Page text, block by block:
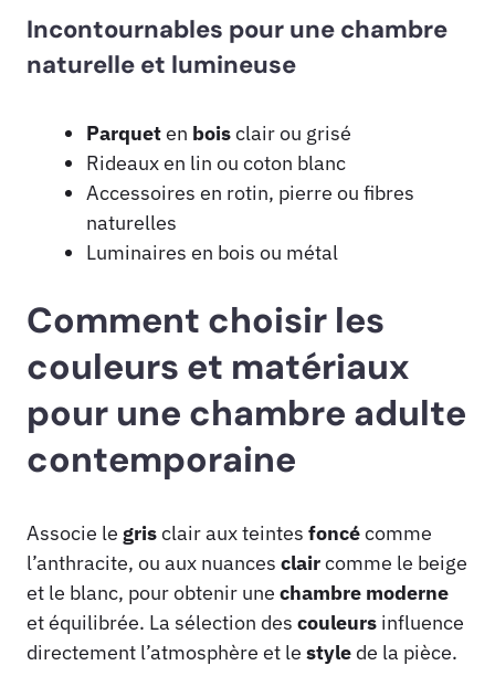
Incontournables pour une chambre
naturelle et lumineuse
Parqueten boisclair ou grisé
Rideaux en lin ou coton blanc
Accessoires en rotin, pierre ou fibres
naturelles
Luminaires en bois ou métal
Comment choisir les
couleurs et matériaux
pour une chambre adulte
contemporaine
Associe le grisclair aux teintes foncécomme
l’anthracite, ou aux nuances claircomme le beige
et le blanc, pour obtenir une chambre moderne
et équilibrée. La sélection des couleurs influence
directement l’atmosphère et le style de la pièce.